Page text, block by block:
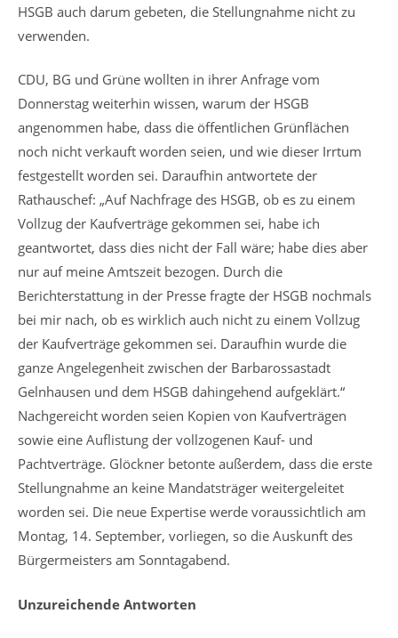
HSGB auch darum gebeten, die Stellungnahme nicht zu
verwenden.
CDU, BG und Grüne wollten in ihrer Anfrage vom
Donnerstag weiterhin wissen, warum der HSGB
angenommen habe, dass die öffentlichen Grünflächen
noch nicht verkauft worden seien, und wie dieser Irrtum
festgestellt worden sei. Daraufhin antwortete der
Rathauschef: „Auf Nachfrage des HSGB, ob es zu einem
Vollzug der Kaufverträge gekommen sei, habe ich
geantwortet, dass dies nicht der Fall wäre; habe dies aber
nur auf meine Amtszeit bezogen. Durch die
Berichterstattung in der Presse fragte der HSGB nochmals
bei mir nach, ob es wirklich auch nicht zu einem Vollzug
der Kaufverträge gekommen sei. Daraufhin wurde die
ganze Angelegenheit zwischen der Barbarossastadt
Gelnhausen und dem HSGB dahingehend aufgeklärt.“
Nachgereicht worden seien Kopien von Kaufverträgen
sowie eine Auflistung der vollzogenen Kauf- und
Pachtverträge. Glöckner betonte außerdem, dass die erste
Stellungnahme an keine Mandatsträger weitergeleitet
worden sei. Die neue Expertise werde voraussichtlich am
Montag, 14. September, vorliegen, so die Auskunft des
Bürgermeisters am Sonntagabend.
Unzureichende Antworten